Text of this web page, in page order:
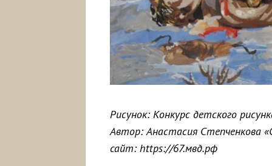
Рисунок: Конкурс детского
Автор: Анастасия Степченкова
сайт: https://67.мвд.рф